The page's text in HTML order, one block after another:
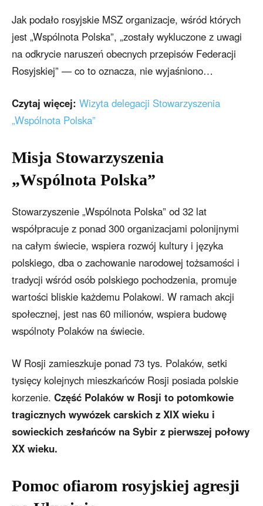
Jak podało rosyjskie MSZ organizacje, wśród których
jest „Wspólnota Polska”, „zostały wykluczone z uwagi
na odkrycie naruszeń obecnych przepisów Federacji
Rosyjskiej” — co to oznacza, nie wyjaśniono…
Czytaj więcej: Wizyta delegacji Stowarzyszenia
„Wspólnota Polska”
Misja Stowarzyszenia
„Wspólnota Polska”
Stowarzyszenie „Wspólnota Polska” od 32 lat
współpracuje z ponad 300 organizacjami polonijnymi
na całym świecie, wspiera rozwój kultury i języka
polskiego, dba o zachowanie narodowej tożsamości i
tradycji wśród osób polskiego pochodzenia, promuje
wartości bliskie każdemu Polakowi. W ramach akcji
społecznej, jest nas 60 milionów, wspiera budowę
wspólnoty Polaków na świecie.
W Rosji zamieszkuje ponad 73 tys. Polaków, setki
tysięcy kolejnych mieszkańców Rosji posiada polskie
korzenie. Część Polaków w Rosji to potomkowie
tragicznych wywózek carskich z XIX wieku i
sowieckich zesłańców na Sybir z pierwszej połowy
XX wieku.
Pomoc ofiarom rosyjskiej agresji